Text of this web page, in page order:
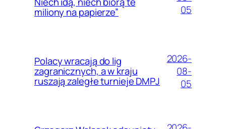
miliony na papierze”
05
Polacy wracają do lig
zagranicznych, a w kraju
ruszają zaległe turnieje DMPJ
2026-
08-
05